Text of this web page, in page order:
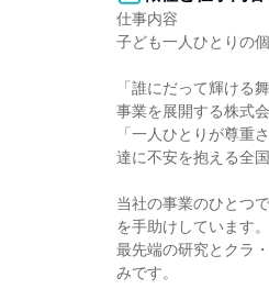
仕事内容
子ども一人ひとりの
「誰にだって輝ける
事業を展開する株式
「一人ひとりが尊重
達に不安を抱える全
当社の事業のひとつ
を手助けしています。
最先端の研究とクラ
みです。